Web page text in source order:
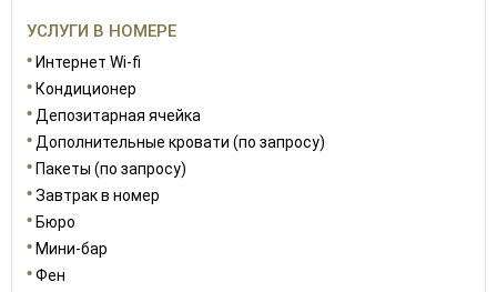
УСЛУГИ В НОМЕРЕ
Интернет Wi-fi
Кондиционер
Депозитарная ячейка
Дополнительные кровати (по запросу)
Пакеты (по запросу)
Завтрак в номер
Бюро
Мини-бар
Фен